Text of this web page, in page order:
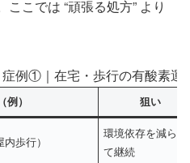
こでは “頑張る処方” より
症例①｜在宅・歩行の有酸素運
例） 狙い
歩行）
環境依存を減らし
て継続